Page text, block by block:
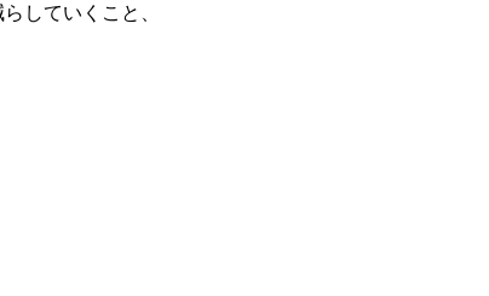
していくこと、